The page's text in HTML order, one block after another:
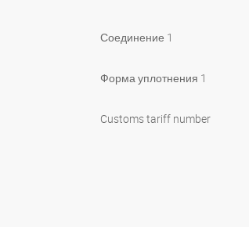
Соединение 1
Форма уплотнения 1
Customs tariff number